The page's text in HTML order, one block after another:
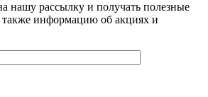
нашу рассылку и получать полезные
также информацию об акциях и